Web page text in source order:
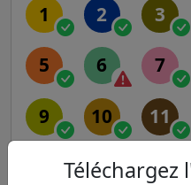
1 2 3
5 6 7
9 10 11
Téléchargez